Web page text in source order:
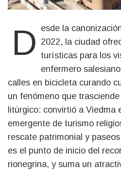
Desde la canonización de Artémides Zatti en 2022, la ciudad
turísticas para los
enfermero
calles en bicicleta curando
un fenómeno que
litúrgico: convirtió a Viedma
emergente de turismo
rescate patrimonial y
es el punto de inicio del
rionegrina, y suma un